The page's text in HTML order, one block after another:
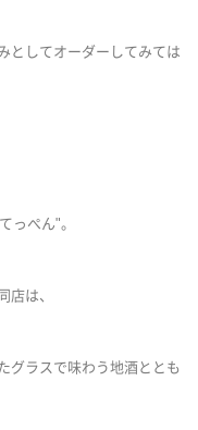
としてオーダーしてみては
っぺん"。
店は、
グラスで味わう地酒ととも